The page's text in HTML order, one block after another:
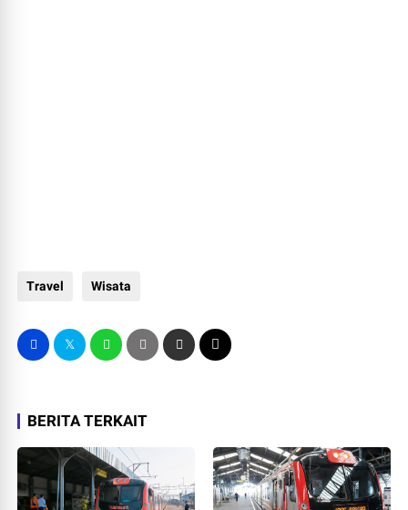
Travel Wisata
BERITA TERKAIT